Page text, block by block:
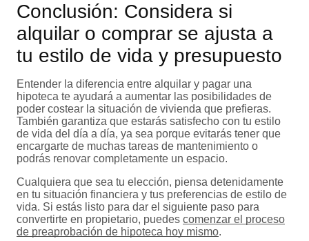
Conclusión: Considera si
alquilar o comprar se ajusta a
tu estilo de vida y presupuesto
Entender la diferencia entre alquilar y pagar una
hipoteca te ayudará a aumentar las posibilidades de
poder costear la situación de vivienda que prefieras.
También garantiza que estarás satisfecho con tu estilo
de vida del día a día, ya sea porque evitarás tener que
encargarte de muchas tareas de mantenimiento o
podrás renovar completamente un espacio.
Cualquiera que sea tu elección, piensa detenidamente
en tu situación financiera y tus preferencias de estilo de
vida. Si estás listo para dar el siguiente paso para
convertirte en propietario, puedes comenzar el proceso
de preaprobación de hipoteca hoy mismo.